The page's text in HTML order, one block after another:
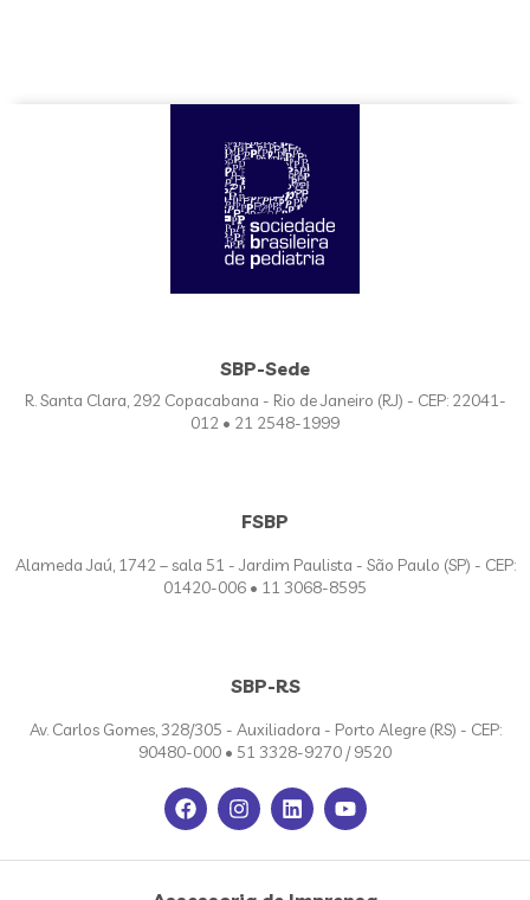
SBP-Sede
R. Santa Clara, 292 Copacabana - Rio de Janeiro (RJ) - CEP: 22041-
012 • 21 2548-1999
FSBP
Alameda Jaú, 1742 – sala 51 - Jardim Paulista - São Paulo (SP) - CEP:
01420-006 • 11 3068-8595
SBP-RS
Av. Carlos Gomes, 328/305 - Auxiliadora - Porto Alegre (RS) - CEP:
90480-000 • 51 3328-9270 / 9520